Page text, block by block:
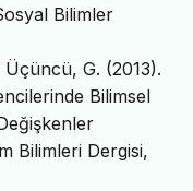
Bilimler
G. (2013).
Bilimsel
Bilimleri Dergisi,